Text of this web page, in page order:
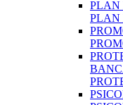
PLAN
PLAN